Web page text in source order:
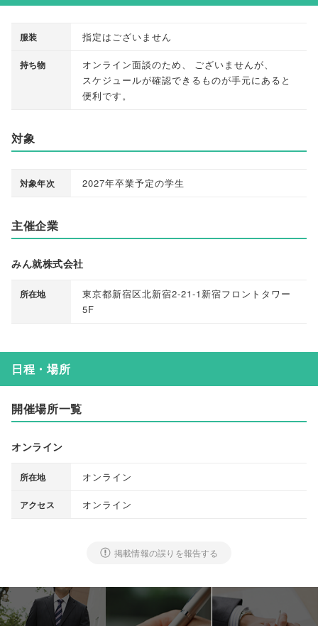
服装 指定はございません
持ち物 オンライン面談のため、 ございませんが、
スケジュールが確認できるものが手元にあると
便利です。
対象
対象年次 2027年卒業予定の学生
主催企業
みん就株式会社
所在地
東京都新宿区北新宿2-21-1新宿フロントタワー
5F
日程・場所
開催場所一覧
オンライン
所在地 オンライン
アクセス オンライン
掲載情報の誤りを報告する